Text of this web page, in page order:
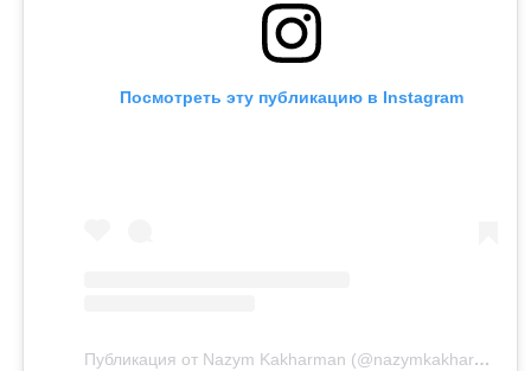
Посмотреть эту публикацию в Instagram
Публикация от Nazym Kakharman (@nazymkakharman)